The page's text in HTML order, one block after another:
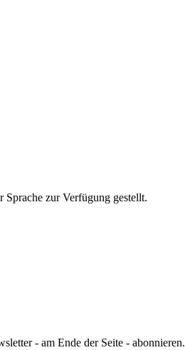
Sprache zur Verfügung gestellt.
- am Ende der Seite - abonnieren.